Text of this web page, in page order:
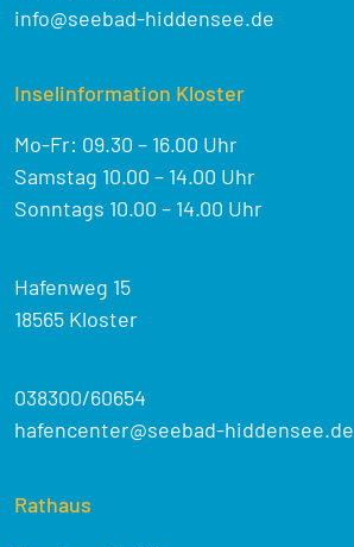
info@seebad-hiddensee.de
Inselinformation Kloster
Mo-Fr: 09.30 – 16.00 Uhr
Samstag 10.00 – 14.00 Uhr
Sonntags 10.00 – 14.00 Uhr
Hafenweg 15
18565 Kloster
038300/60654
hafencenter@seebad-hiddensee.de
Rathaus